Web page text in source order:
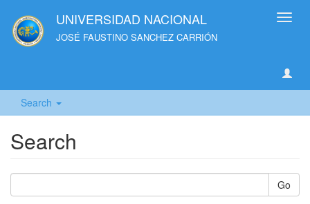
UNIVERSIDAD NACIONAL
JOSÉ FAUSTINO SANCHEZ CARRIÓN
Search
Search
Go